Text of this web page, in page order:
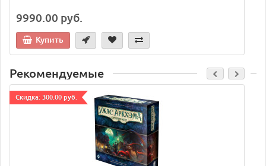
9990.00 руб.
Купить
Рекомендуемые
Cкидка: 300.00 руб.